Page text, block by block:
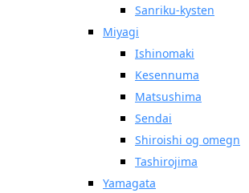
Sanriku-kysten
Miyagi
Ishinomaki
Kesennuma
Matsushima
Sendai
Shiroishi og omegn
Tashirojima
Yamagata